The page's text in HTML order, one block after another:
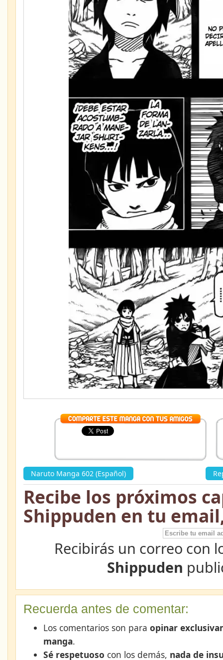
Naruto Manga 602 (Español)
Recibe los próximos
Shippuden en tu
Recibirás un correo con
Shippuden
Recuerda antes de comentar:
Los comentarios son para opinar
manga.
Sé respetuoso con los demás, nada de